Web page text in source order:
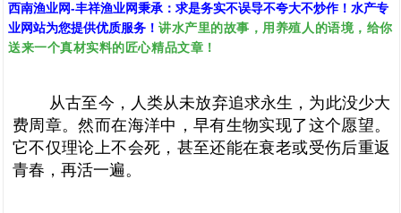
西南渔业网-丰祥渔业网秉承：求是务实不误导不夸大不炒作！水产专
业网站为您提供优质服务！ 讲水产里的故事，用养殖人的语境，给你
送来一个真材实料的匠心精品文章！
从古至今，人类从未放弃追求永生，为此没少大
费周章。然而在海洋中，早有生物实现了这个愿望。
它不仅理论上不会死，甚至还能在衰老或受伤后重返
青春，再活一遍。